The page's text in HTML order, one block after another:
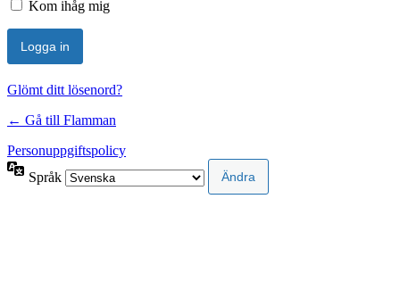
Kom ihåg mig
Glömt ditt lösenord?
← Gå till Flamman
Personuppgiftspolicy
Språk